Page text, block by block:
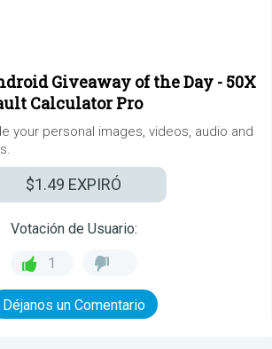
Giveaway of the Day - 50X
Calculator Pro
your personal images, videos, audio and
$1.49 EXPIRÓ
Votación de Usuario:
1
Déjanos un Comentario